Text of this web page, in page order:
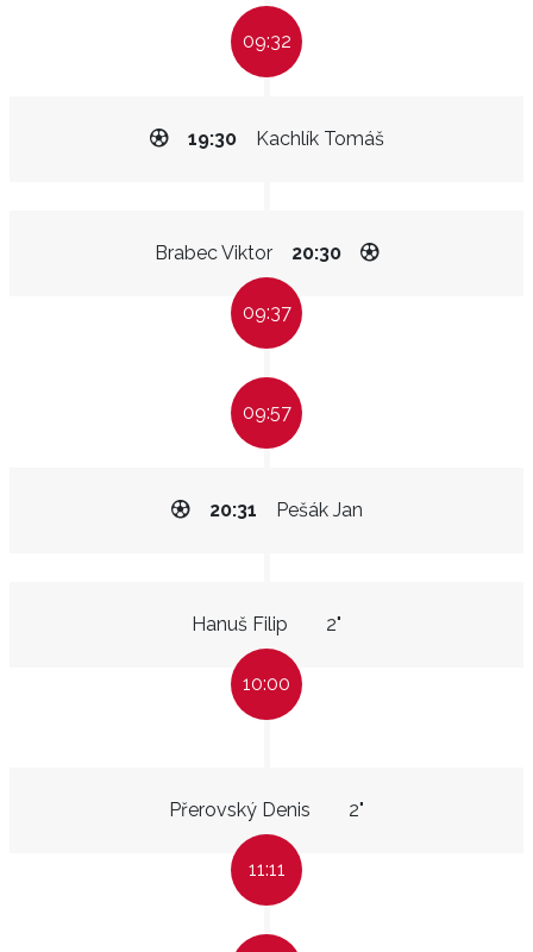
09:32
Kachlík Tomáš
19:30
Brabec Viktor 20:30
09:37
09:57
Pešák Jan
20:31
Hanuš Filip 2"
10:00
Přerovský Denis 2"
11:11